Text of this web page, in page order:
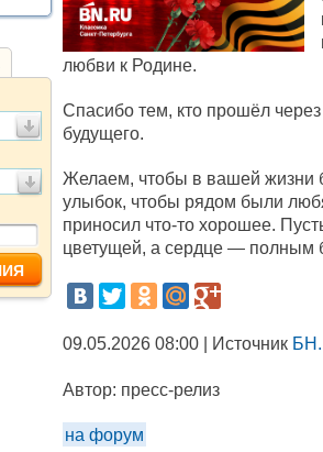
любви к Родине.
Спасибо тем, кто прошёл
будущего.
Желаем, чтобы в вашей жизни
улыбок, чтобы рядом были
приносил что‑то хорошее.
цветущей, а сердце — полным
09.05.2026 08:00 | Источник
Автор: пресс-релиз
на форум